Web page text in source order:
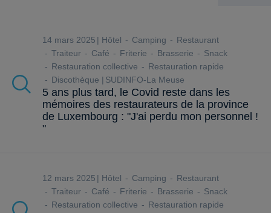
14 mars 2025 Hôtel Camping
Restaurant
Traiteur
Café Friterie Brasserie
Snack
Restauration collective
Restauration rapide
Discothèque
SUDINFO-La Meuse
5 ans plus tard, le Covid reste dans les
mémoires des restaurateurs de la province
de Luxembourg : "J'ai perdu mon personnel !
"
12 mars 2025 Hôtel Camping
Restaurant
Traiteur
Café Friterie Brasserie
Snack
Restauration collective
Restauration rapide